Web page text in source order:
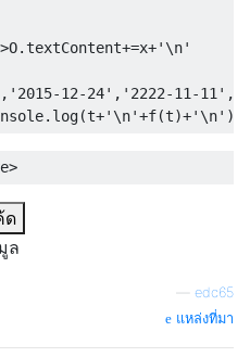
O.textContent+=x+'\n'
, '2015-12-24' , '2222-11-11' ,
. log(t+'\n'+f(t)+'\n' ))
ด
ล
edc65
แหล่งที่มา